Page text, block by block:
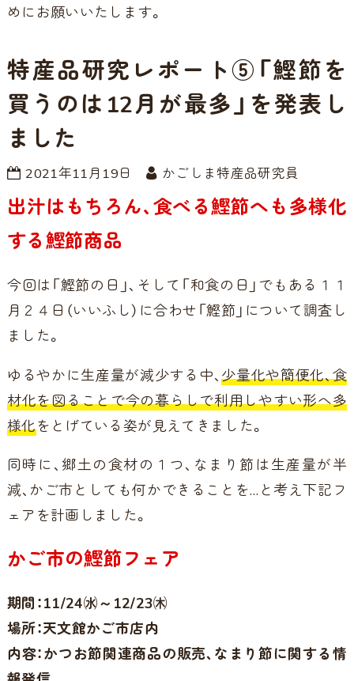
めにお願いいたします。
特産品研究レポート⑤「鰹節を
買うのは12月が最多」を発表し
ました
2021年11月19日 かごしま特産品研究員
出汁はもちろん、食べる鰹節へも多様化
する鰹節商品
今回は「鰹節の日」、そして「和食の日」でもある１１
月２４日（いいふし）に合わせ「鰹節」について調査し
ました。
ゆるやかに生産量が減少する中、少量化や簡便化、食
材化を図ることで今の暮らしで利用しやすい形へ多
様化をとげている姿が見えてきました。
同時に、郷土の食材の１つ、なまり節は生産量が半
減、かご市としても何かできることを…と考え下記フ
ェアを計画しました。
かご市の鰹節フェア
期間：11/24㈬～12/23㈭
場所：天文館かご市店内
内容：かつお節関連商品の販売、なまり節に関する情